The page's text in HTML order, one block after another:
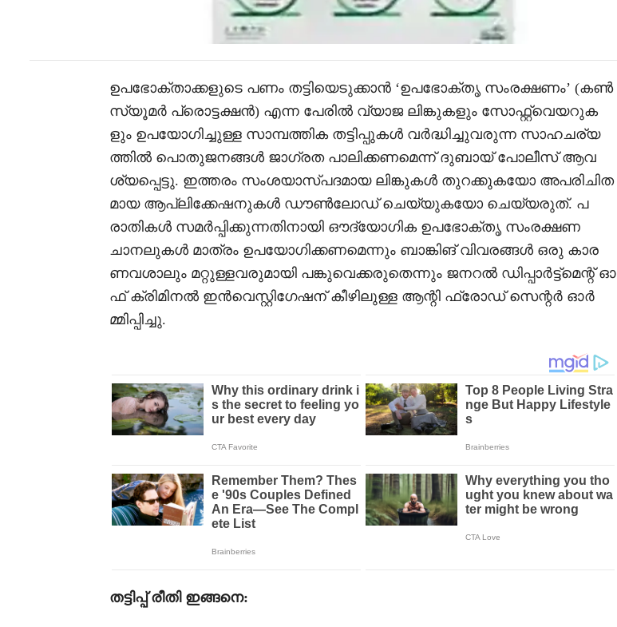
ഉപഭോക്താക്കളുടെ പണം തട്ടിയെടുക്കാൻ ‘ഉപഭോക്തൃ സംരക്ഷണം’ (കൺ
സ്യൂമർ പ്രൊട്ടക്ഷൻ) എന്ന പേരിൽ വ്യാജ ലിങ്കുകളും സോഫ്റ്റ്‌വെയറുക
ളും ഉപയോഗിച്ചുള്ള സാമ്പത്തിക തട്ടിപ്പുകൾ വർദ്ധിച്ചുവരുന്ന സാഹചര്യ
ത്തിൽ പൊതുജനങ്ങൾ ജാഗ്രത പാലിക്കണമെന്ന് ദുബായ് പോലീസ് ആവ
ശ്യപ്പെട്ടു. ഇത്തരം സംശയാസ്പദമായ ലിങ്കുകൾ തുറക്കുകയോ അപരിചിത
മായ ആപ്ലിക്കേഷനുകൾ ഡൗൺലോഡ് ചെയ്യുകയോ ചെയ്യരുത്. പ
രാതികൾ സമർപ്പിക്കുന്നതിനായി ഔദ്യോഗിക ഉപഭോക്തൃ സംരക്ഷണ
ചാനലുകൾ മാത്രം ഉപയോഗിക്കണമെന്നും ബാങ്കിങ് വിവരങ്ങൾ ഒരു കാര
ണവശാലും മറ്റുള്ളവരുമായി പങ്കുവെക്കരുതെന്നും ജനറൽ ഡിപ്പാർട്ട്മെന്റ് ഓ
ഫ് ക്രിമിനൽ ഇൻവെസ്റ്റിഗേഷന് കീഴിലുള്ള ആന്റി ഫ്രോഡ് സെന്റർ ഓർ
മ്മിപ്പിച്ചു.
തട്ടിപ്പ് രീതി ഇങ്ങനെ: